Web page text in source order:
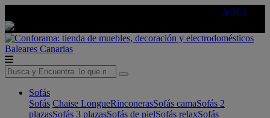
AQUÍ
Baleares Canarias
Sofás
Sofás Chaise LongueRinconerasSofás camaSofás 2
plazasSofás 3 plazasSofás de pielSofás relaxSofás